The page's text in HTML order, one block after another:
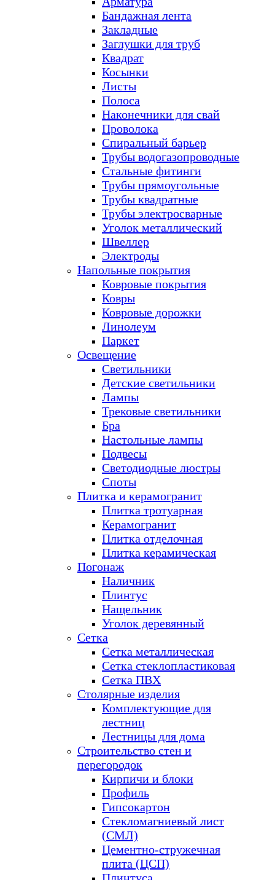
Бандажная лента
Закладные
Заглушки для труб
Квадрат
Косынки
Листы
Полоса
Наконечники для свай
Проволока
Спиральный барьер
Трубы водогазопроводные
Стальные фитинги
Трубы прямоугольные
Трубы квадратные
Трубы электросварные
Уголок металлический
Швеллер
Электроды
Напольные покрытия
Ковровые покрытия
Ковры
Ковровые дорожки
Линолеум
Паркет
Освещение
Светильники
Детские светильники
Лампы
Трековые светильники
Бра
Настольные лампы
Подвесы
Светодиодные люстры
Споты
Плитка и керамогранит
Плитка тротуарная
Керамогранит
Плитка отделочная
Плитка керамическая
Погонаж
Наличник
Плинтус
Нащельник
Уголок деревянный
Сетка
Сетка металлическая
Сетка стеклопластиковая
Сетка ПВХ
Столярные изделия
Комплектующие для
лестниц
Лестницы для дома
Строительство стен и
перегородок
Кирпичи и блоки
Профиль
Гипсокартон
Стекломагниевый лист
(СМЛ)
Цементно-стружечная
плита (ЦСП)